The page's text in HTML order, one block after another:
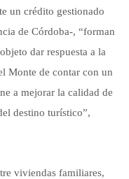
un crédito gestionado
de Córdoba-, “forman
dar respuesta a la
Monte de contar con un
a mejorar la calidad de
destino turístico”,
viviendas familiares,